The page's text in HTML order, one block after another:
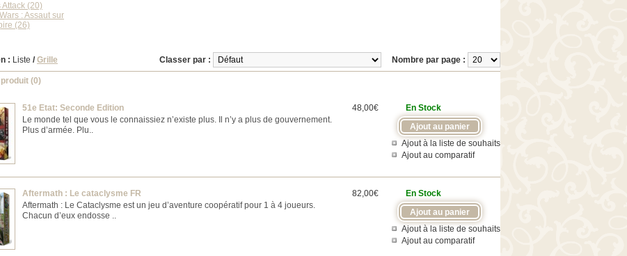
Attack (20)
: Assaut sur
(26)
: Liste / Grille Nombre par page :
Classer par :
(0)
En Stock
Ajout à la liste de souhaits
Ajout au comparatif
48,00€
51e Etat: Seconde Edition
Le monde tel que vous le connaissiez n’existe plus. Il n’y a plus de gouvernement.
Plus d’armée. Plu..
En Stock
Ajout à la liste de souhaits
Ajout au comparatif
82,00€
Aftermath : Le cataclysme FR
Aftermath : Le Cataclysme est un jeu d’aventure coopératif pour 1 à 4 joueurs.
Chacun d’eux endosse ..